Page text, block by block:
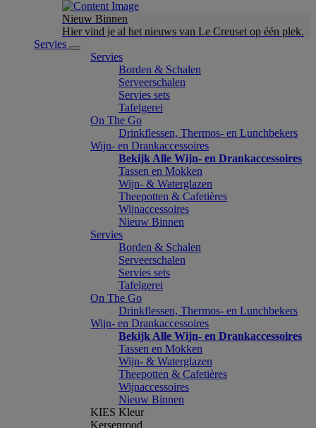
Nieuw Binnen
Hier vind je al het nieuws van Le Creuset op één plek.
Servies
Servies
Borden & Schalen
Serveerschalen
Servies sets
Tafelgerei
On The Go
Drinkflessen, Thermos- en Lunchbekers
Wijn- en Drankaccessoires
Bekijk Alle Wijn- en Drankaccessoires
Tassen en Mokken
Wijn- & Waterglazen
Theepotten & Cafetières
Wijnaccessoires
Nieuw Binnen
Servies
Borden & Schalen
Serveerschalen
Servies sets
Tafelgerei
On The Go
Drinkflessen, Thermos- en Lunchbekers
Wijn- en Drankaccessoires
Bekijk Alle Wijn- en Drankaccessoires
Tassen en Mokken
Wijn- & Waterglazen
Theepotten & Cafetières
Wijnaccessoires
Nieuw Binnen
KIES Kleur
Kersenrood